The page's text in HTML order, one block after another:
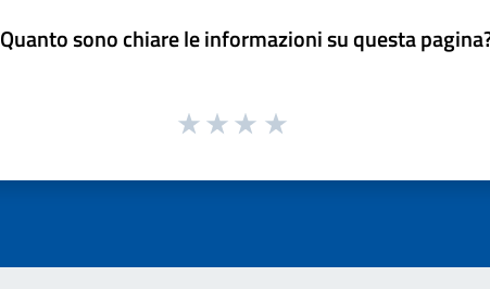
Quanto sono chiare le informazioni su questa